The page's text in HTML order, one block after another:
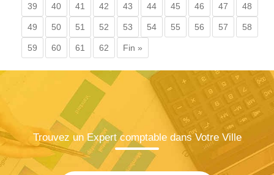
39 40 41 42 43 44 45 46 47 48
49 50 51 52 53 54 55 56 57 58
59 60 61 62 Fin »
Trouvez un Expert comptable dans Votre Ville